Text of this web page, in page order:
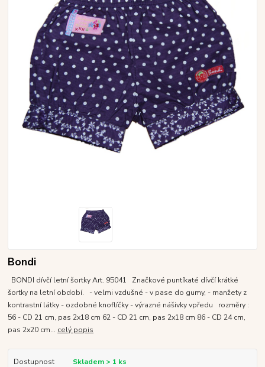
Bondi
BONDI dívčí letní šortky Art. 95041 Značkové puntíkaté dívčí krátké
šortky na letní období. - velmi vzdušné - v pase do gumy, - manžety z
kontrastní látky - ozdobné knoflíčky - výrazné nášivky vpředu rozměry :
56 - CD 21 cm, pas 2x18 cm 62 - CD 21 cm, pas 2x18 cm 86 - CD 24 cm,
pas 2x20 cm... celý popis
Dostupnost
Skladem > 1 ks